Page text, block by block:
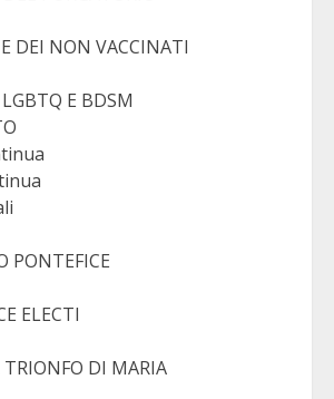
DEI NON VACCINATI
E BDSM
PONTEFICE
ELECTI
TRIONFO DI MARIA